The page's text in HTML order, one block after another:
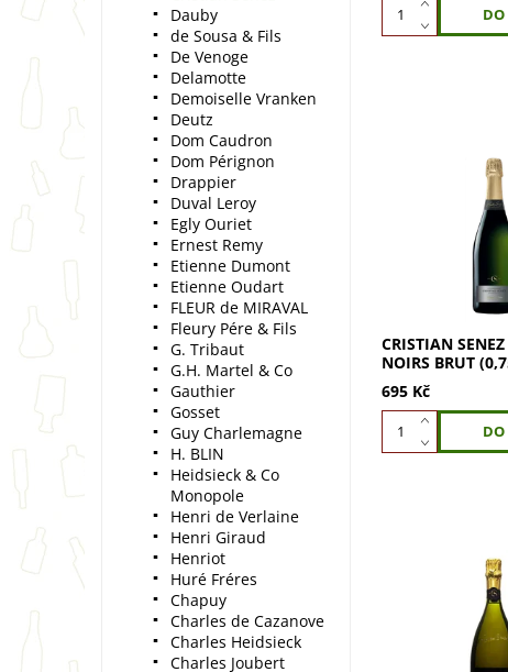
Cristian Senez
Brut 0,75l z
Světle zlatá
podtóny. Vůně
meruněk, fíků,
CRISTIAN
NOIRS BRUT
695 Kč
Cristian Senez
Grande Réserve
výjimečné
šampaňské s
rozmanitostí
Dauby
de Sousa & Fils
De Venoge
Delamotte
Demoiselle Vranken
Deutz
Dom Caudron
Dom Pérignon
Drappier
Duval Leroy
Egly Ouriet
Ernest Remy
Etienne Dumont
Etienne Oudart
FLEUR de MIRAVAL
Fleury Pére & Fils
G. Tribaut
G.H. Martel & Co
Gauthier
Gosset
Guy Charlemagne
H. BLIN
Heidsieck & Co
Monopole
Henri de Verlaine
Henri Giraud
Henriot
Huré Fréres
Chapuy
Charles de Cazanove
Charles Heidsieck
Charles Joubert